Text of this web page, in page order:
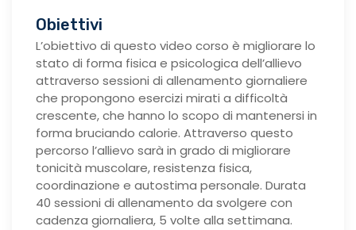
Obiettivi
L’obiettivo di questo video corso è migliorare lo
stato di forma fisica e psicologica dell’allievo
attraverso sessioni di allenamento giornaliere
che propongono esercizi mirati a difficoltà
crescente, che hanno lo scopo di mantenersi in
forma bruciando calorie. Attraverso questo
percorso l’allievo sarà in grado di migliorare
tonicità muscolare, resistenza fisica,
coordinazione e autostima personale. Durata
40 sessioni di allenamento da svolgere con
cadenza giornaliera, 5 volte alla settimana.